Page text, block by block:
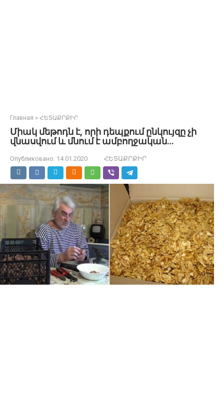
Главная » ՀԵՏԱՔՐՔԻՐ
Միակ մեթոդն է, որի դեպքում ընկույզը չի
վնասվում և մնում է ամբողջական…
Опубликовано: 14.01.2020 ՀԵՏԱՔՐՔԻՐ